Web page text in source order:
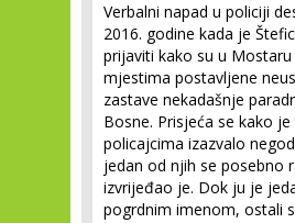
Verbalni napad u policiji
2016. godine kada je
prijaviti kako su u
mjestima postavljene
zastave nekadašnje
Bosne. Prisjeća se kako
policajcima izazvalo
jedan od njih se posebno
izvrijeđao je. Dok ju je
pogrdnim imenom, ostali